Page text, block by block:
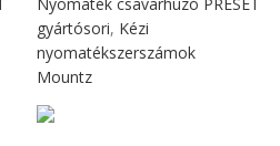
gyártósori, Kézi
nyomatékszerszámok
Mountz